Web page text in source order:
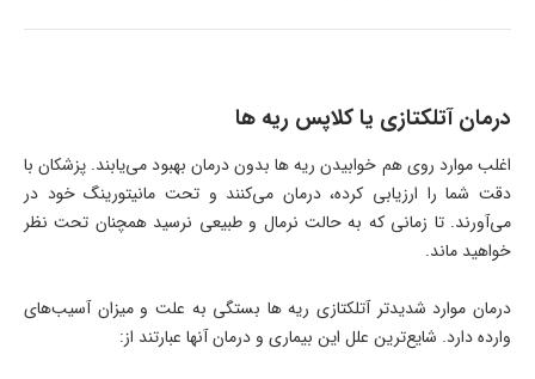
درمان آتلکتازی یا کلاپس ریه ها
اغلب موارد روی هم خوابیدن ریه ها بدون درمان بهبود می‌یابند. پزشکان با
دقت شما را ارزیابی کرده، درمان می‌کنند و تحت مانیتورینگ خود در
می‌آورند. تا زمانی که به حالت نرمال و طبیعی نرسید همچنان تحت نظر
خواهید ماند.
درمان موارد شدیدتر آتلکتازی ریه ها بستگی به علت و میزان آسیب‌های
وارده دارد. شایع‌ترین علل این بیماری و درمان آنها عبارتند از: